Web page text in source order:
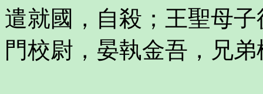
遣就國，自殺；王聖母
門校尉，晏執金吾，兄